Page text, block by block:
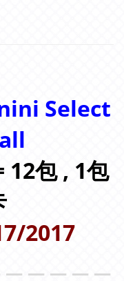
Select
12包 , 1包
2017